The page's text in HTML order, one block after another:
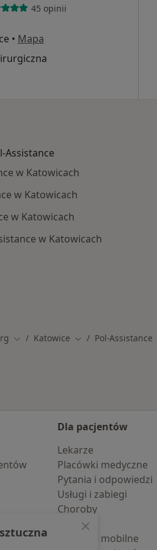
45 opinii
• Mapa
Assistance
w Katowicach
w Katowicach
w Katowicach
w Katowicach
Zmień miasto
Katowice Zmień miasto
Pol-Assistance
Dla pacjentów
Lekarze
Placówki medyczne
Pytania i odpowiedzi
Usługi i zabiegi
Choroby
Pomoc
Aplikacje mobilne